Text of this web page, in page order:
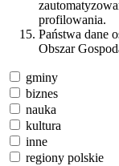
profilowania.
Państwa dane
Obszar
gminy
biznes
nauka
kultura
inne
regiony polskie